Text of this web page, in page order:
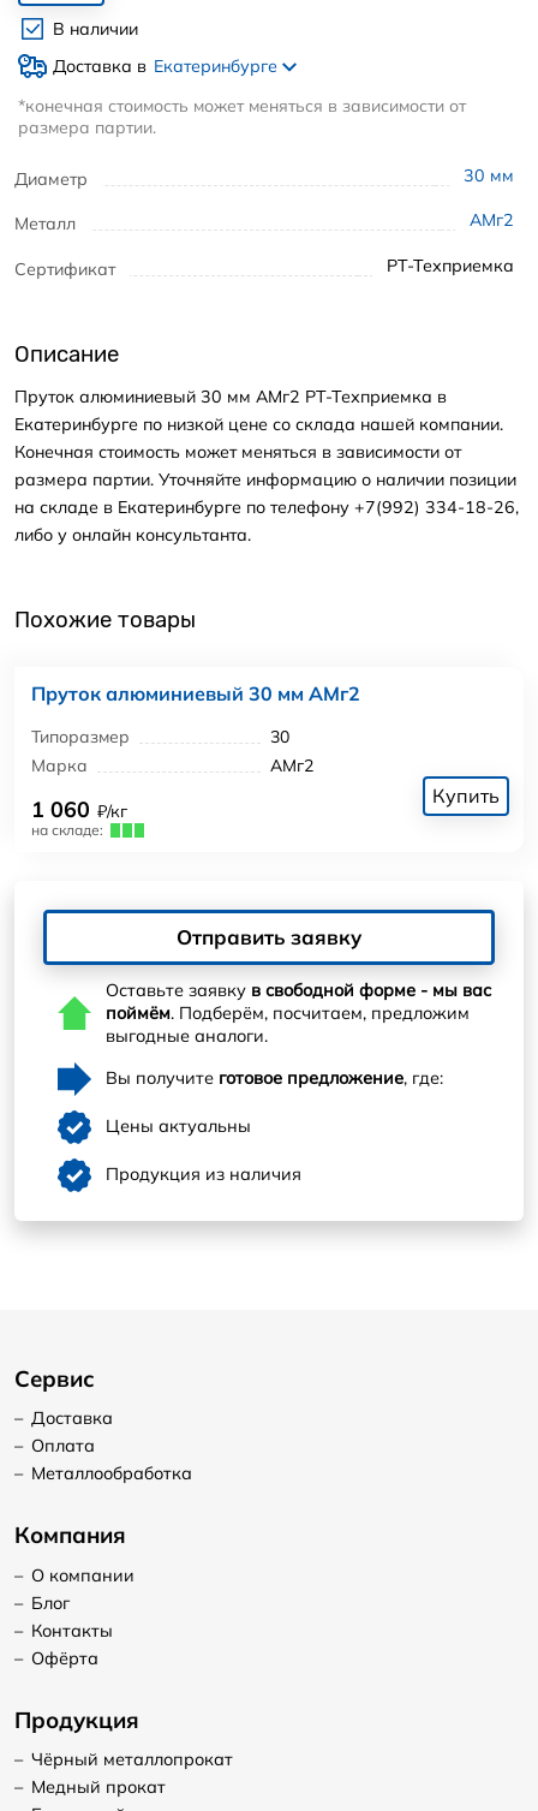
Диаметр 30 мм
Металл АМг2
Сертификат РТ-Техприемка
В наличии
Доставка в Екатеринбурге
*конечная стоимость может меняться в зависимости от
размера партии.
Описание
Пруток алюминиевый 30 мм АМг2 РТ-Техприемка в
Екатеринбурге по низкой цене со склада нашей компании.
Конечная стоимость может меняться в зависимости от
размера партии. Уточняйте информацию о наличии позиции
на складе в Екатеринбурге по телефону +7(992) 334-18-26,
либо у онлайн консультанта.
Похожие товары
Пруток алюминиевый 30 мм АМг2
Типоразмер
30
Марка
АМг2
1 060 ₽/кг
на складе:
Купить
Отправить заявку
Оставьте заявку в свободной форме - мы вас
поймём. Подберём, посчитаем, предложим
выгодные аналоги.
Вы получите готовое предложение, где:
Цены актуальны
Продукция из наличия
Сервис
– Доставка
– Оплата
– Металлообработка
Компания
– О компании
– Блог
– Контакты
– Офёрта
Продукция
– Чёрный металлопрокат
– Медный прокат